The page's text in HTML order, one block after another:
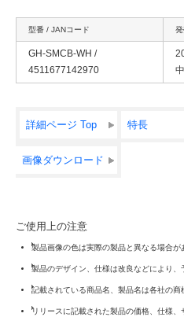
型番 / JANコード
GH-SMCB-WH /
4511677142970
詳細ページ Top 特長
画像ダウンロード
ご使用上の注意
製品画像の色は実際の製品と異なる場合が
製品のデザイン、仕様は改良などにより、
記載されている商品名、製品名は各社の商
リリースに記載された製品の価格、仕様